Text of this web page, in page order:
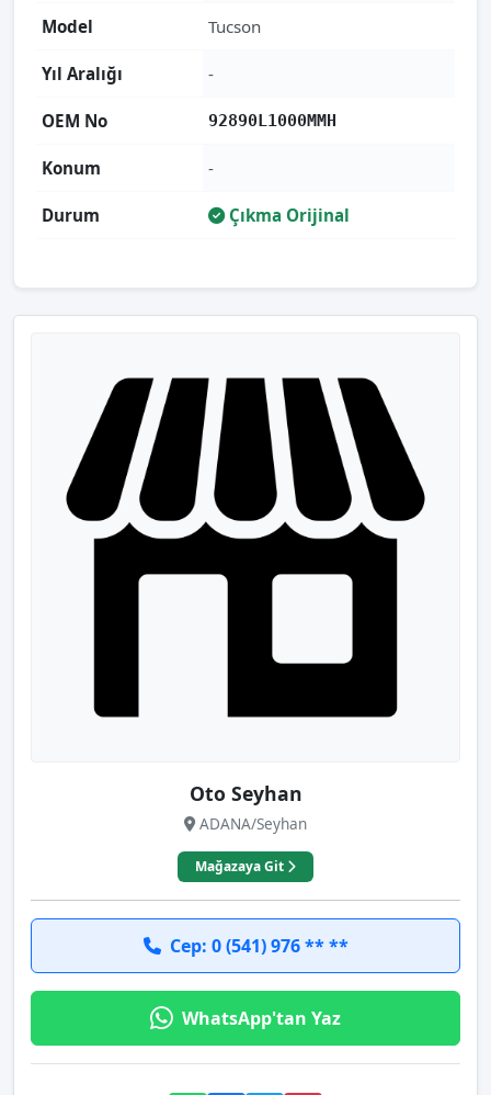
Model Tucson
Yıl Aralığı -
OEM No 92890L1000MMH
Konum -
Durum Çıkma Orijinal
Oto Seyhan
ADANA/Seyhan
Mağazaya Git
Cep: 0 (541) 976 ** **
WhatsApp'tan Yaz